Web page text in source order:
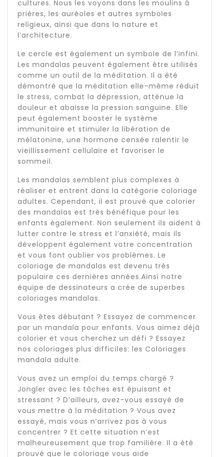
cultures. Nous les voyons dans les moulins à
prières, les auréoles et autres symboles
religieux, ainsi que dans la nature et
l’architecture.
Le cercle est également un symbole de l’infini.
Les mandalas peuvent également être utilisés
comme un outil de la méditation. Il a été
démontré que la méditation elle-même réduit
le stress, combat la dépression, atténue la
douleur et abaisse la pression sanguine. Elle
peut également booster le système
immunitaire et stimuler la libération de
mélatonine, une hormone censée ralentir le
vieillissement cellulaire et favoriser le
sommeil.
Les mandalas semblent plus complexes à
réaliser et entrent dans la catégorie coloriage
adultes. Cependant, il est prouvé que colorier
des mandalas est très bénéfique pour les
enfants également. Non seulement ils aident à
lutter contre le stress et l’anxiété, mais ils
développent également votre concentration
et vous font oublier vos problèmes. Le
coloriage de mandalas est devenu très
populaire ces dernières années.Ainsi notre
équipe de dessinateurs a crée de superbes
coloriages mandalas.
Vous êtes débutant ? Essayez de commencer
par un mandala pour enfants. Vous aimez déjà
colorier et vous cherchez un défi ? Essayez
nos coloriages plus difficiles: les Coloriages
mandala adulte.
Vous avez un emploi du temps chargé ?
Jongler avec les tâches est épuisant et
stressant ? D’ailleurs, avez-vous essayé de
vous mettre à la méditation ? Vous avez
essayé, mais vous n’arrivez pas à vous
concentrer ? Et cette situation n’est
malheureusement que trop familière. Il a été
prouvé que le coloriage vous aide